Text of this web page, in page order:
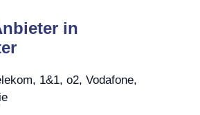
in
1&1, o2, Vodafone,